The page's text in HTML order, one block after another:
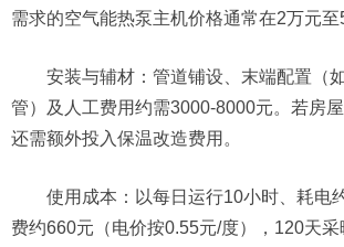
需求的空气能热泵主机价格通常在2万元至
安装与辅材：管道铺设、末端配置（
管）及人工费用约需3000-8000元。若房屋
还需额外投入保温改造费用。
使用成本：以每日运行10小时、耗电
费约660元（电价按0.55元/度），120天